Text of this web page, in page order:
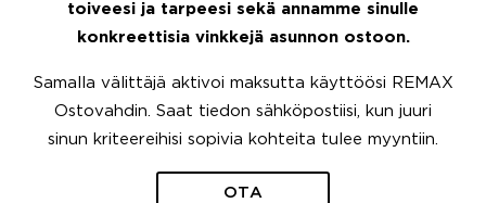
toiveesi ja tarpeesi sekä annamme sinulle
konkreettisia vinkkejä asunnon ostoon.
Samalla välittäjä aktivoi maksutta käyttöösi REMAX
Ostovahdin. Saat tiedon sähköpostiisi, kun juuri
sinun kriteereihisi sopivia kohteita tulee myyntiin.
OTA